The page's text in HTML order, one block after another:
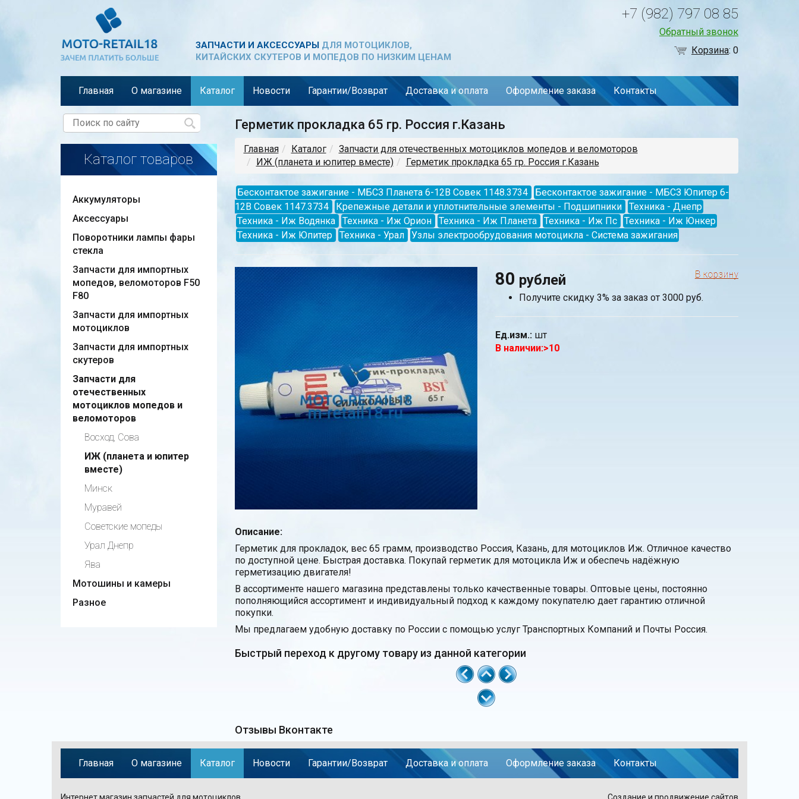
ЗАПЧАСТИ И АКСЕССУАРЫДЛЯ МОТОЦИКЛОВ,
КИТАЙСКИХ СКУТЕРОВ И МОПЕДОВ ПО НИЗКИМ ЦЕНАМ
+7 (982) 797 08 85
Обратный звонок
Корзина: 0
Главная О магазине Каталог Новости Гарантии/Возврат Доставка и оплата Оформление заказа Контакты
Каталог товаров
Аккумуляторы
Аксессуары
Поворотники лампы фары
стекла
Запчасти для импортных
мопедов, веломоторов F50
F80
Запчасти для импортных
мотоциклов
Запчасти для импортных
скутеров
Запчасти для
отечественных
мотоциклов мопедов и
веломоторов
Восход, Сова
ИЖ (планета и юпитер
вместе)
Минск
Муравей
Советские мопеды
Урал Днепр
Ява
Мотошины и камеры
Разное
Герметик прокладка 65 гр. Россия г.Казань
Главная Каталог
Запчасти для отечественных мотоциклов мопедов и веломоторов
ИЖ (планета и юпитер вместе)
Герметик прокладка 65 гр. Россия г.Казань
Бесконтактое зажигание - МБСЗ Планета 6-12В Совек 1148.3734
Бесконтактое зажигание - МБСЗ Юпитер 6-
12В Совек 1147.3734
Крепежные детали и уплотнительные элементы - Подшипники
Техника - Днепр
Техника - Иж Водянка
Техника - Иж Орион Техника - Иж Планета Техника - Иж Пс
Техника - Иж Юнкер
Техника - Иж Юпитер
Техника - Урал Узлы электрообрудования мотоцикла - Система зажигания
80 рублей
Получите скидку 3% за заказ от 3000 руб.
Ед.изм.: шт
В наличии:>10
Описание:
Герметик для прокладок, вес 65 грамм, производство Россия, Казань, для мотоциклов Иж. Отличное качество
по доступной цене. Быстрая доставка. Покупай герметик для мотоцикла Иж и обеспечь надёжную
герметизацию двигателя!
В ассортименте нашего магазина представлены только качественные товары. Оптовые цены, постоянно
пополняющийся ассортимент и индивидуальный подход к каждому покупателю дает гарантию отличной
покупки.
Мы предлагаем удобную доставку по России с помощью услуг Транспортных Компаний и Почты Россия.
Быстрый переход к другому товару из данной категории
Отзывы Вконтакте
Главная О магазине Каталог Новости Гарантии/Возврат Доставка и оплата Оформление заказа Контакты